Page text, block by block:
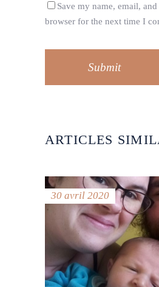
Save my name, email,
browser for the next time I
Submit
ARTICLES
30 avril 2020